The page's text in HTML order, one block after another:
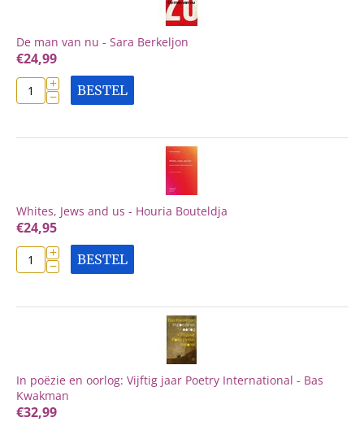
De man van nu - Sara Berkeljon
€24,99
+
− BESTEL
Whites, Jews and us - Houria Bouteldja
€24,95
+
− BESTEL
In poëzie en oorlog: Vijftig jaar Poetry International - Bas
Kwakman
€32,99